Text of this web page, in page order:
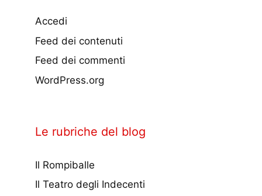
Accedi
Feed dei contenuti
Feed dei commenti
WordPress.org
Le rubriche del blog
Il Rompiballe
Il Teatro degli Indecenti